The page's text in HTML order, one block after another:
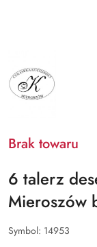
MIEROSZÓW
Brak towaru
6 talerz
Mieroszów
Symbol: 14953